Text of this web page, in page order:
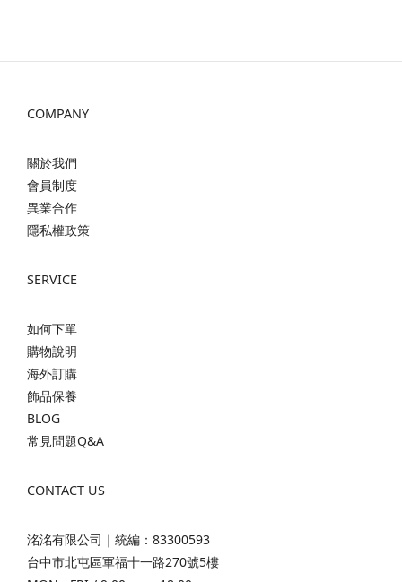
COMPANY
關於我們
會員制度
異業合作
隱私權政策
SERVICE
如何下單
購物說明
海外訂購
飾品保養
BLOG
常見問題Q&A
CONTACT US
洺洺有限公司｜統編：83300593
台中市北屯區軍福十一路270號5樓